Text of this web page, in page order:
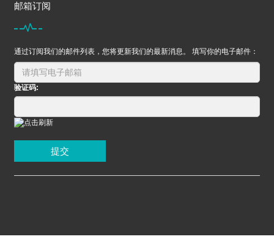
邮箱订阅
通过订阅我们的邮件列表，您将更新我们的最新消息。 填写你的电子邮件：
验证码:
提交